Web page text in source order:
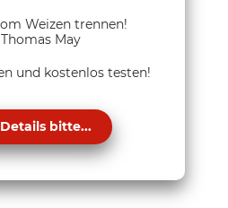
Weizen trennen!
May
und kostenlos testen!
bitte...